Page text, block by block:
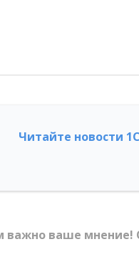
Читайте новости
важно ваше мнение!